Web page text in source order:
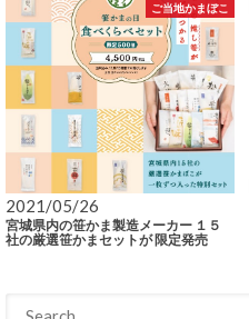
ご当地かまぼこ
2021/05/26
宮城県内の笹かま製造メーカー １５
社の厳選笹かまセットが 限定発売